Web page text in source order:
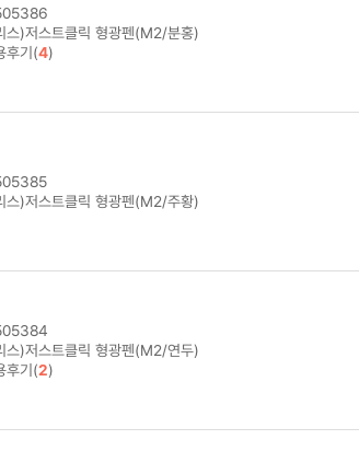
스)저스트클릭 형광펜(M2/분홍)
후기(4)
스)저스트클릭 형광펜(M2/주황)
스)저스트클릭 형광펜(M2/연두)
후기(2)